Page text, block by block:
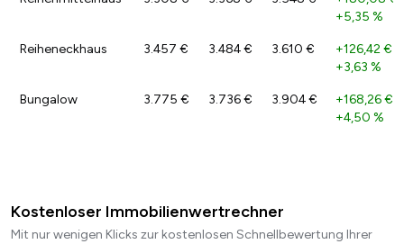
+5,35 %
Reiheneckhaus 3.457 € 3.484 € 3.610 € +126,42 €
+3,63 %
Bungalow 3.775 € 3.736 € 3.904 € +168,26 €
+4,50 %
Kostenloser Immobilienwertrechner
Mit nur wenigen Klicks zur kostenlosen Schnellbewertung Ihrer